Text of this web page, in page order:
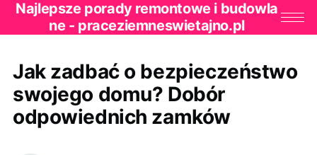
Najlepsze porady remontowe i budowla
ne - praceziemneswietajno.pl
Jak zadbać o bezpieczeństwo
swojego domu? Dobór
odpowiednich zamków